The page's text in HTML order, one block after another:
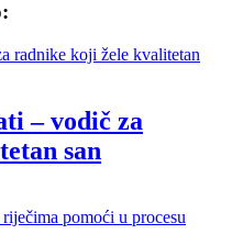
– vodič za
san